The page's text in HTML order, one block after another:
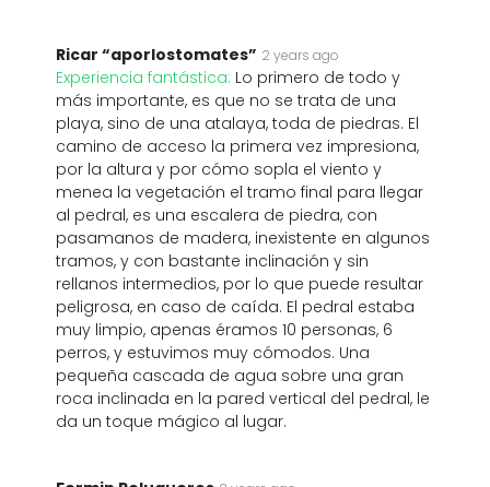
Ricar “aporlostomates” 2 years ago
Experiencia fantástica: Lo primero de todo y
más importante, es que no se trata de una
playa, sino de una atalaya, toda de piedras. El
camino de acceso la primera vez impresiona,
por la altura y por cómo sopla el viento y
menea la vegetación el tramo final para llegar
al pedral, es una escalera de piedra, con
pasamanos de madera, inexistente en algunos
tramos, y con bastante inclinación y sin
rellanos intermedios, por lo que puede resultar
peligrosa, en caso de caída. El pedral estaba
muy limpio, apenas éramos 10 personas, 6
perros, y estuvimos muy cómodos. Una
pequeña cascada de agua sobre una gran
roca inclinada en la pared vertical del pedral, le
da un toque mágico al lugar.